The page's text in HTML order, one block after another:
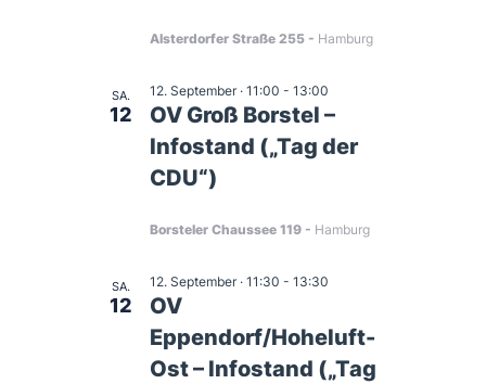
Alsterdorfer Straße 255 Hamburg
SA.
12
OV Groß Borstel –
Infostand („Tag der
CDU“)
12. September · 11:00 - 13:00
Borsteler Chaussee 119 Hamburg
SA.
12
OV
Eppendorf/Hoheluft-
Ost – Infostand („Tag
12. September · 11:30 - 13:30